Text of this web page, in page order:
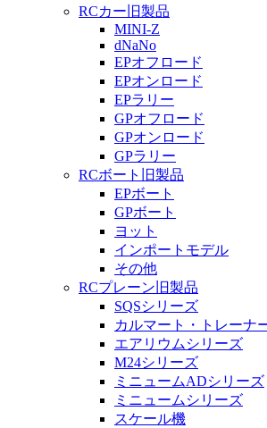
RCカー旧製品
MINI-Z
dNaNo
EPオフロード
EPオンロード
EPラリー
GPオフロード
GPオンロード
GPラリー
RCボート旧製品
EPボート
GPボート
ヨット
インポートモデル
その他
RCプレーン旧製品
SQSシリーズ
カルマート・トレーナ
エアリウムシリーズ
M24シリーズ
ミニュームADシリーズ
ミニュームシリーズ
スケール機